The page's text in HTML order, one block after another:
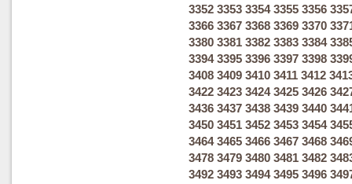
3352 3353 3354 3355 3356
3366 3367 3368 3369 3370
3380 3381 3382 3383 3384
3394 3395 3396 3397 3398
3408 3409 3410 3411 3412
3422 3423 3424 3425 3426
3436 3437 3438 3439 3440
3450 3451 3452 3453 3454
3464 3465 3466 3467 3468
3478 3479 3480 3481 3482
3492 3493 3494 3495 3496